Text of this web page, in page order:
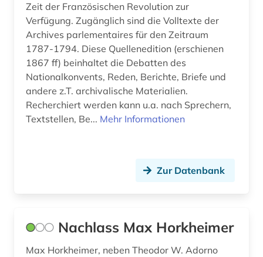
wissenschaftsgeschichte (1)
woldan (1)
würzburg (1)
zeitschrift (1)
zeitung (2)
ägypten (1)
Zeit der Französischen Revolution zur
Verfügung. Zugänglich sind die Volltexte der
Archives parlementaires für den Zeitraum
1787-1794. Diese Quellenedition (erschienen
1867 ff) beinhaltet die Debatten des
Nationalkonvents, Reden, Berichte, Briefe und
andere z.T. archivalische Materialien.
Recherchiert werden kann u.a. nach Sprechern,
Textstellen, Be... Mehr Informationen
Zur Datenbank
Nachlass Max Horkheimer
Max Horkheimer, neben Theodor W. Adorno